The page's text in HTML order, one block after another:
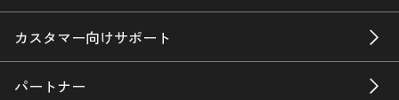
カスタマー向けサポート
パートナー